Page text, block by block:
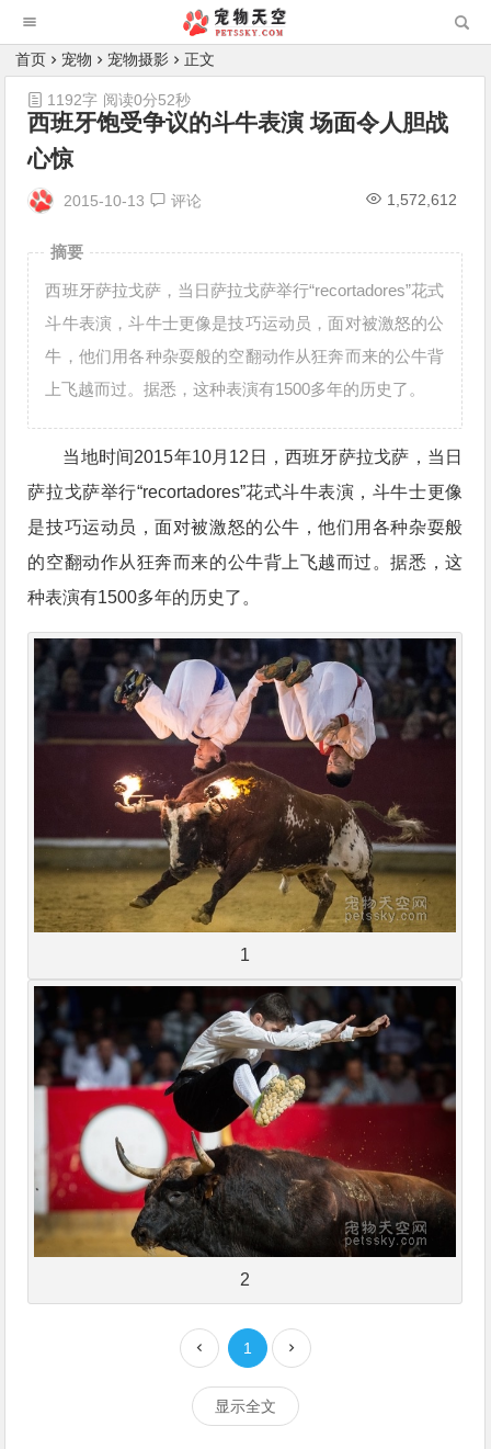
首页 宠物 宠物摄影 正文
西班牙饱受争议的斗牛表演 场面令人胆战
心惊
2015-10-13 评论 1,572,612
1192字 阅读0分52秒
摘要
西班牙萨拉戈萨，当日萨拉戈萨举行“recortadores”花式
斗牛表演，斗牛士更像是技巧运动员，面对被激怒的公
牛，他们用各种杂耍般的空翻动作从狂奔而来的公牛背
上飞越而过。据悉，这种表演有1500多年的历史了。
当地时间2015年10月12日，西班牙萨拉戈萨，当日
萨拉戈萨举行“recortadores”花式斗牛表演，斗牛士更像
是技巧运动员，面对被激怒的公牛，他们用各种杂耍般
的空翻动作从狂奔而来的公牛背上飞越而过。据悉，这
种表演有1500多年的历史了。
1
2
1
显示全文